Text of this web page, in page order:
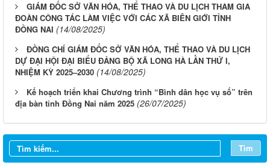
GIÁM ĐỐC SỞ VĂN HÓA, THỂ THAO VÀ DU LỊCH THAM GIA
ĐOÀN CÔNG TÁC LÀM VIỆC VỚI CÁC XÃ BIÊN GIỚI TỈNH
ĐỒNG NAI (14/08/2025)
ĐỒNG CHÍ GIÁM ĐỐC SỞ VĂN HÓA, THỂ THAO VÀ DU LỊCH
DỰ ĐẠI HỘI ĐẠI BIỂU ĐẢNG BỘ XÃ LONG HÀ LẦN THỨ I,
NHIỆM KỲ 2025–2030 (14/08/2025)
Kế hoạch triển khai Chương trình “Bình dân học vụ số” trên
địa bàn tỉnh Đồng Nai năm 2025 (26/07/2025)
Tìm